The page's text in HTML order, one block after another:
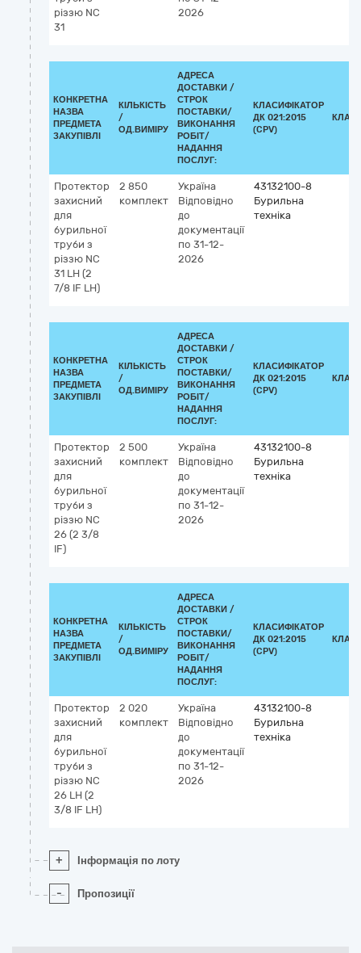
різзю NC
31
2026
КОНКРЕТНА
НАЗВА
ПРЕДМЕТА
ЗАКУПІВЛІ
КІЛЬКІСТЬ
/
ОД.ВИМІРУ
АДРЕСА
ДОСТАВКИ /
СТРОК
ПОСТАВКИ/
ВИКОНАННЯ
РОБІТ/
НАДАННЯ
ПОСЛУГ:
КЛАСИФІКАТОР
ДК 021:2015
(CPV)
Протектор
захисний
для
бурильної
труби з
різзю NC
31 LH (2
7/8 IF LH)
2 850
комплект
Україна
Відповідно
до
документації
по 31-12-
2026
43132100-8
Бурильна
техніка
КОНКРЕТНА
НАЗВА
ПРЕДМЕТА
ЗАКУПІВЛІ
КІЛЬКІСТЬ
/
ОД.ВИМІРУ
АДРЕСА
ДОСТАВКИ /
СТРОК
ПОСТАВКИ/
ВИКОНАННЯ
РОБІТ/
НАДАННЯ
ПОСЛУГ:
КЛАСИФІКАТОР
ДК 021:2015
(CPV)
Протектор
захисний
для
бурильної
труби з
різзю NC
26 (2 3/8
IF)
2 500
комплект
Україна
Відповідно
до
документації
по 31-12-
2026
43132100-8
Бурильна
техніка
КОНКРЕТНА
НАЗВА
ПРЕДМЕТА
ЗАКУПІВЛІ
КІЛЬКІСТЬ
/
ОД.ВИМІРУ
АДРЕСА
ДОСТАВКИ /
СТРОК
ПОСТАВКИ/
ВИКОНАННЯ
РОБІТ/
НАДАННЯ
ПОСЛУГ:
КЛАСИФІКАТОР
ДК 021:2015
(CPV)
Протектор
захисний
для
бурильної
труби з
різзю NC
26 LH (2
3/8 IF LH)
2 020
комплект
Україна
Відповідно
до
документації
по 31-12-
2026
43132100-8
Бурильна
техніка
+ Інформація по лоту
- Пропозиції